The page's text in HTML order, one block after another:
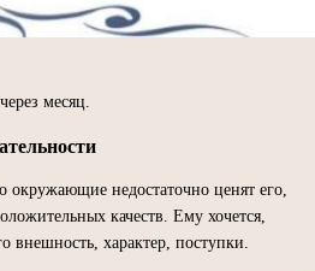
месяц.
окружающие недостаточно ценят его,
качеств. Ему хочется,
внешность, характер, поступки.